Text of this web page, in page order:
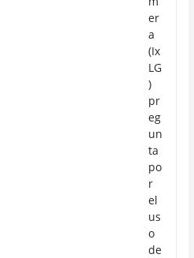
er
a
(Ix
LG
)
pr
eg
un
ta
po
r
el
us
o
de